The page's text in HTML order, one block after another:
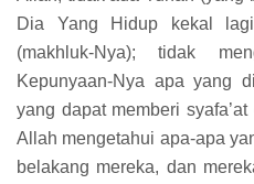
Dia Yang Hidup kekal
(makhluk-Nya); tidak
Kepunyaan-Nya apa yang
yang dapat memberi
Allah mengetahui apa-apa
belakang mereka, dan